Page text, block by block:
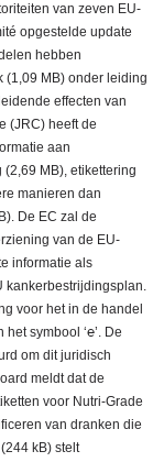
van zeven EU-
opgestelde update
hebben
(1,09 MB) onder leiding
effecten van
(JRC) heeft de
aan
MB), etikettering
manieren dan
De EC zal de
van de EU-
informatie als
kankerbestrijdingsplan.
voor het in de handel
symbool ‘℮’. De
om dit juridisch
meldt dat de
voor Nutri-Grade
van dranken die
kB) stelt